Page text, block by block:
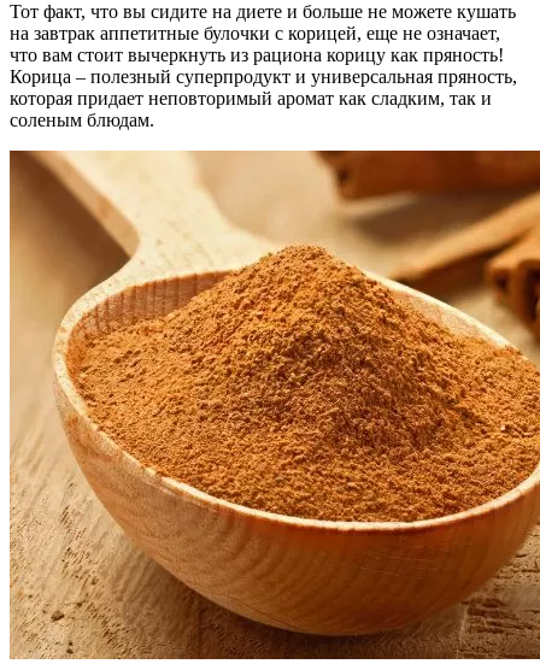
Тот факт, что вы сидите на диете и больше не можете кушать
на завтрак аппетитные булочки с корицей, еще не означает,
что вам стоит вычеркнуть из рациона корицу как пряность!
Корица – полезный суперпродукт и универсальная пряность,
которая придает неповторимый аромат как сладким, так и
соленым блюдам.